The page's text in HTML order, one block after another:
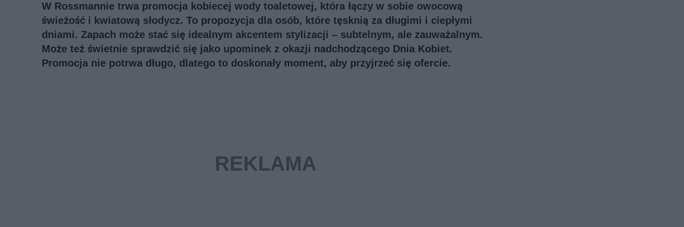
W Rossmannie trwa promocja kobiecej wody toaletowej, która łączy w sobie owocową
świeżość i kwiatową słodycz. To propozycja dla osób, które tęsknią za długimi i ciepłymi
dniami. Zapach może stać się idealnym akcentem stylizacji – subtelnym, ale zauważalnym.
Może też świetnie sprawdzić się jako upominek z okazji nadchodzącego Dnia Kobiet.
Promocja nie potrwa długo, dlatego to doskonały moment, aby przyjrzeć się ofercie.